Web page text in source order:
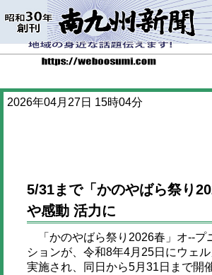
2026年04月27日 15時04分
5/31まで「かのやばら祭り
や感動 活力に
「かのやばら祭り2026春」オ--プ
ションが、令和8年4月25日にウェ
実施され、同日から5月31日まで開